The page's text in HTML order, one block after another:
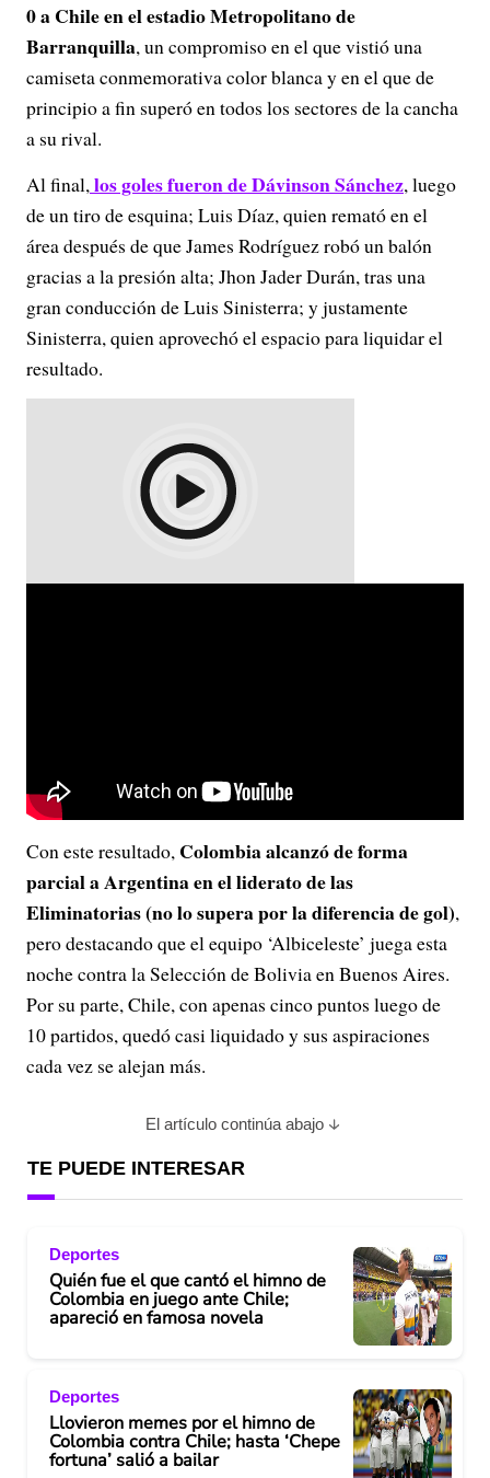
0 a Chile en el estadio Metropolitano de
Barranquilla, un compromiso en el que vistió una
camiseta conmemorativa color blanca y en el que de
principio a fin superó en todos los sectores de la cancha
a su rival.
Al final,los goles fueron de Dávinson Sánchez, luego
de un tiro de esquina; Luis Díaz, quien remató en el
área después de que James Rodríguez robó un balón
gracias a la presión alta; Jhon Jader Durán, tras una
gran conducción de Luis Sinisterra; y justamente
Sinisterra, quien aprovechó el espacio para liquidar el
resultado.
Con este resultado, Colombia alcanzó de forma
parcial a Argentina en el liderato de las
Eliminatorias (no lo supera por la diferencia de gol),
pero destacando que el equipo ‘Albiceleste’ juega esta
noche contra la Selección de Bolivia en Buenos Aires.
Por su parte, Chile, con apenas cinco puntos luego de
10 partidos, quedó casi liquidado y sus aspiraciones
cada vez se alejan más.
El artículo continúa abajo
TE PUEDE INTERESAR
Deportes
Quién fue el que cantó el himno de
Colombia en juego ante Chile;
apareció en famosa novela
Deportes
Llovieron memes por el himno de
Colombia contra Chile; hasta ‘Chepe
fortuna’ salió a bailar